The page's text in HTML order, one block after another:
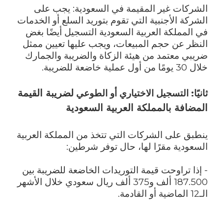
الشركات غير المقيمة في السعودية: يجب على
الشركة الأجنبية التي تقوم بتوريد السلع أو الخدمات
في المملكة العربية السعودية التسجيل أيضًا بغض
النظر عن حجم المبيعات، ويجب عليها تعيين ممثل
ضريبي معتمد من هيئة الزكاة والضريبة والجمارك
خلال 30 يومًا من أول عملية خاضعة للضريبة.
ثانيًا: التسجيل الاختياري أو الطوعي لضريبة القيمة
المضافة بالمملكة العربية السعودية
ينطبق على الشركات التي تتخذ من المملكة العربية
السعودية مقرًا لها، حال توفر شرطين:
- إذا تراوحت قيمة التوريدات الخاضعة للضريبة بين
187.500 ألف و375 ألف ريال سعودي خلال الأشهر
الـ12 الماضية أو القادمة.